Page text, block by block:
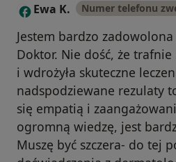
E Ewa K. Numer telefonu
Jestem bardzo
Doktor. Nie dość, że
i wdrożyła skuteczne
nadspodziewane rezulaty
się empatią i
ogromną wiedzę, jest
Muszę być szczera- do tej